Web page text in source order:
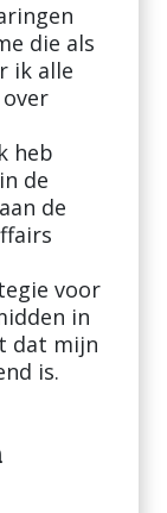
die als
ik alle
heb
de
de
voor
in
dat mijn
is.